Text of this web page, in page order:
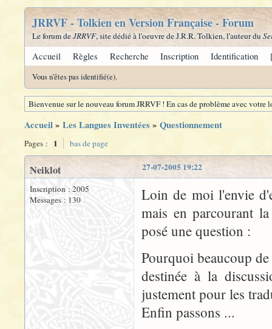
JRRVF - Tolkien en Version Française - Forum
Le forum deJRRVF, site dédié à l'oeuvre de J.R.R. Tolkien, l'auteur du
Accueil Règles Recherche Inscription Identification
Vous n'êtes pas identifié(e).
Bienvenue sur le nouveau forum JRRVF ! En cas de problème avec
Accueil» Les Langues Inventées» Questionnement
Pages : 1 bas de page
27-07-2005 19:22
Neiklot
Inscription : 2005
Messages : 130
Loin de moi l'envie
mais en parcourant
posé une question :
Pourquoi beaucoup
destinée à la
justement pour les
Enfin passons ...